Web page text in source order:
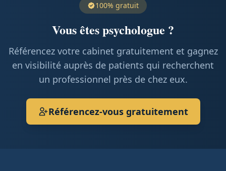
100% gratuit
Vous êtes psychologue ?
Référencez votre cabinet gratuitement et gagnez
en visibilité auprès de patients qui recherchent
un professionnel près de chez eux.
Référencez-vous gratuitement